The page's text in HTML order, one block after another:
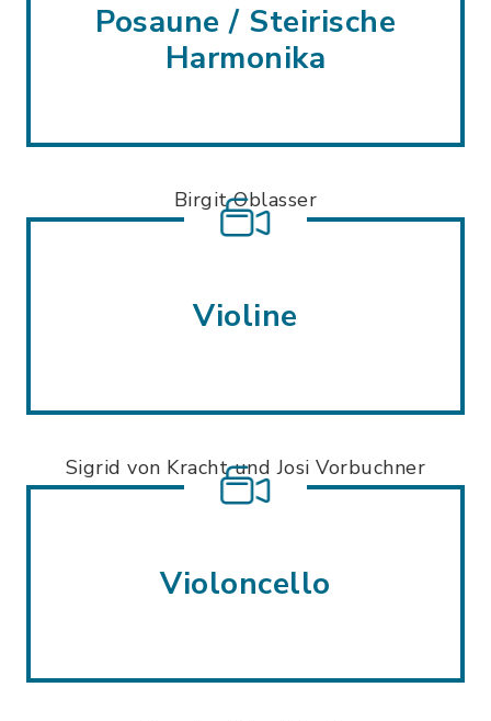
Posaune / Steirische
Harmonika
Birgit Oblasser
Violine
Sigrid von Kracht und Josi Vorbuchner
Violoncello